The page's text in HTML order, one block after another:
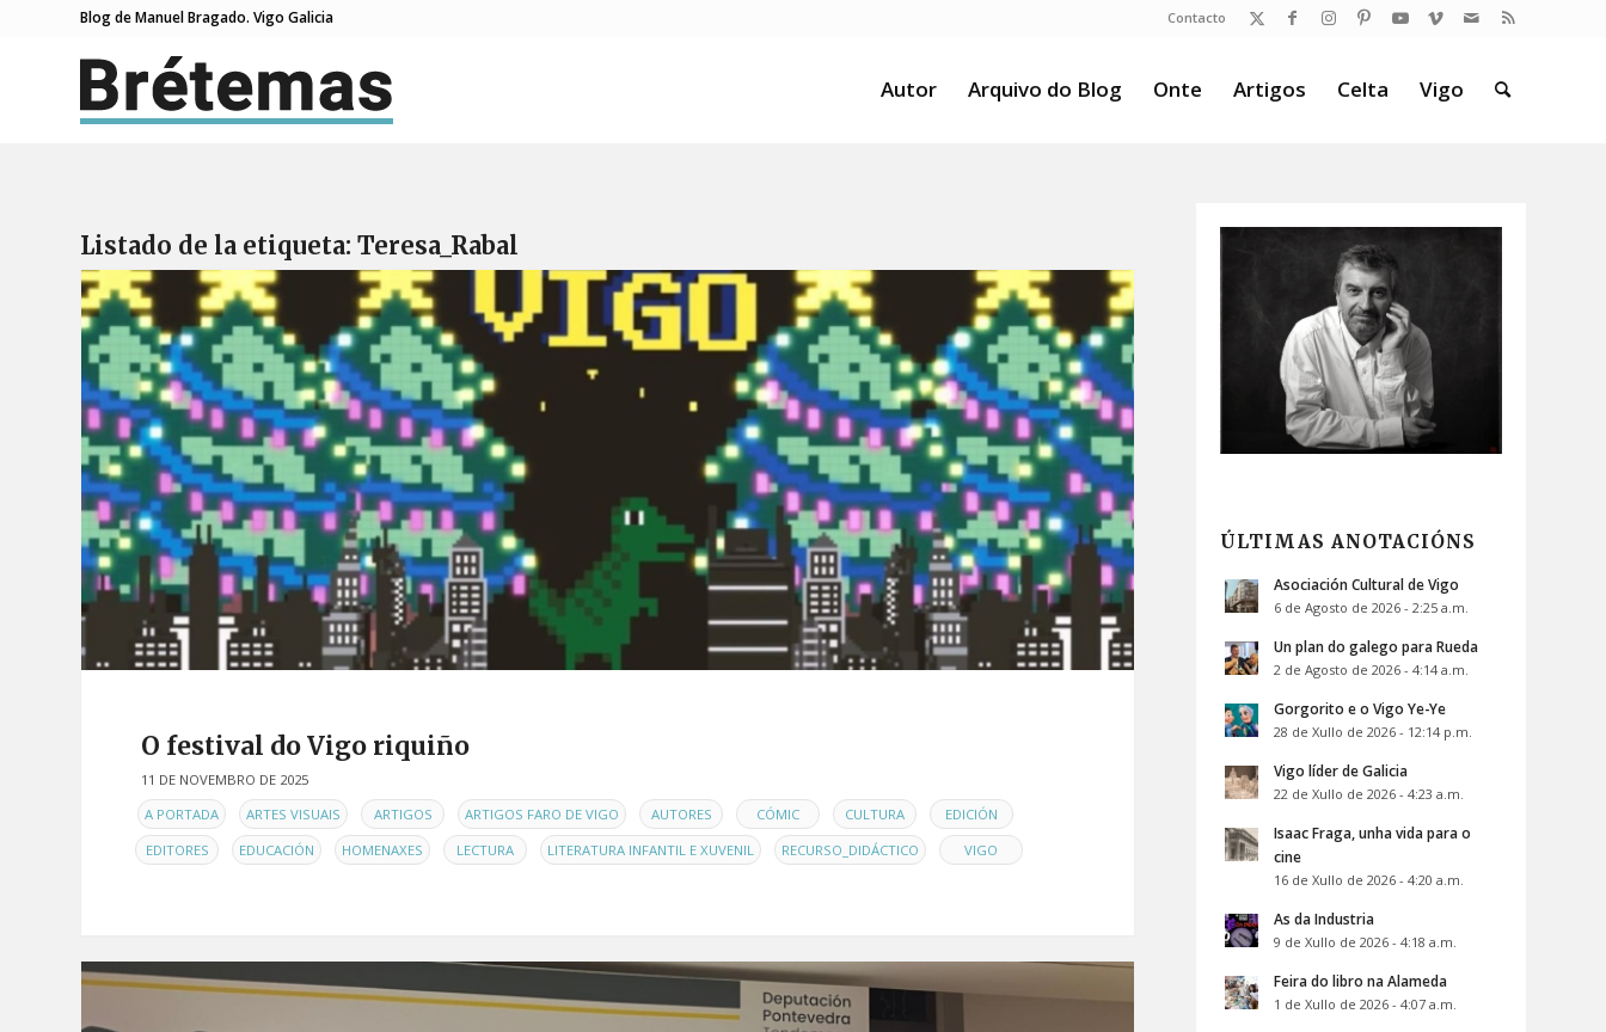
Contacto
Blog de Manuel Bragado. Vigo Galicia
Autor Arquivo do Blog Onte Artigos Celta Vigo
Listado de la etiqueta: Teresa_Rabal
O festival do Vigo riquiño
11 DE NOVEMBRO DE 2025
ENA PORTADA ARTES VISUAIS ARTIGOS ARTIGOS FARO DE VIGO AUTORES CÓMIC CULTURA EDICIÓN
EDITORES EDUCACIÓN HOMENAXES LECTURA LITERATURA INFANTIL E XUVENIL RECURSO_DIDÁCTICO VIGO
ÚLTIMAS ANOTACIÓNS
Asociación Cultural de Vigo
6 de Agosto de 2026 - 2:25 a.m.
Un plan do galego para Rueda
2 de Agosto de 2026 - 4:14 a.m.
Gorgorito e o Vigo Ye-Ye
28 de Xullo de 2026 - 12:14 p.m.
Vigo líder de Galicia
22 de Xullo de 2026 - 4:23 a.m.
Isaac Fraga, unha vida para o
cine
16 de Xullo de 2026 - 4:20 a.m.
As da Industria
9 de Xullo de 2026 - 4:18 a.m.
Feira do libro na Alameda
1 de Xullo de 2026 - 4:07 a.m.